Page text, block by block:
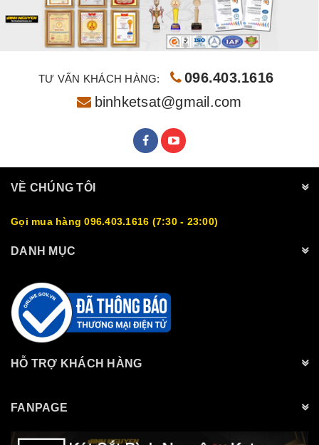
TƯ VẤN KHÁCH HÀNG:
096.403.1616
binhketsat@gmail.com
VỀ CHÚNG TÔI
Gọi mua hàng 096.403.1616 (7:30 - 23:00)
DANH MỤC
HỖ TRỢ KHÁCH HÀNG
FANPAGE